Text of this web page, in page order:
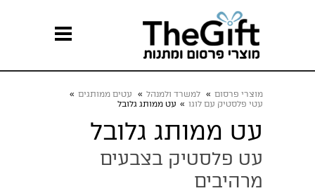
מוצרי פרסום » למשרד ולמנהל » עטים ממותגים »
עטי פלסטיק עם לוגו » עט ממותג גלובל
עט ממותג גלובל
עט פלסטיק בצבעים
מרהיבים